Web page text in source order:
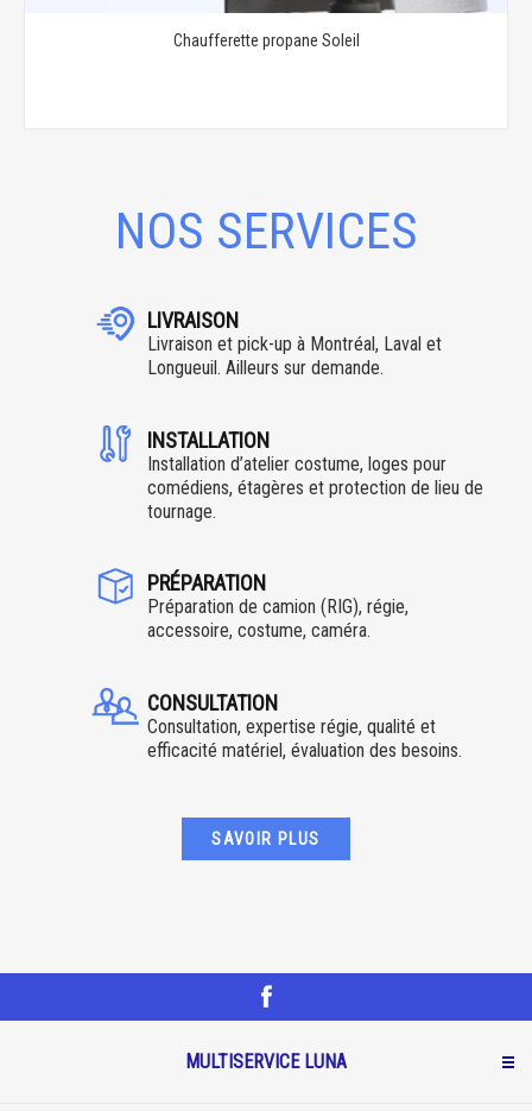
Chaufferette propane Soleil
NOS SERVICES
LIVRAISON
Livraison et pick-up à Montréal, Laval et
Longueuil. Ailleurs sur demande.
INSTALLATION
Installation d’atelier costume, loges pour
comédiens, étagères et protection de lieu de
tournage.
PRÉPARATION
Préparation de camion (RIG), régie,
accessoire, costume, caméra.
CONSULTATION
Consultation, expertise régie, qualité et
efficacité matériel, évaluation des besoins.
SAVOIR PLUS
MULTISERVICE LUNA